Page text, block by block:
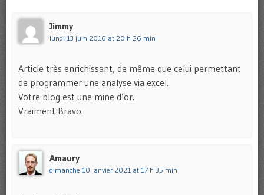
Jimmy
lundi 13 juin 2016 at 20 h 26 min
Article très enrichissant, de même que celui permettant
de programmer une analyse via excel.
Votre blog est une mine d’or.
Vraiment Bravo.
Amaury
dimanche 10 janvier 2021 at 17 h 35 min